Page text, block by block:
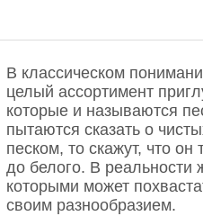
В классическом
целый ассортимент
которые и называются
пытаются сказать о
песком, то скажут, что
до белого. В реальности
которыми может
своим разнообразием.